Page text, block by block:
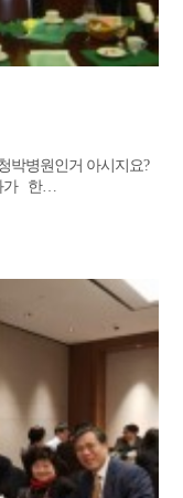
박병원인거 아시지요?
가 한…